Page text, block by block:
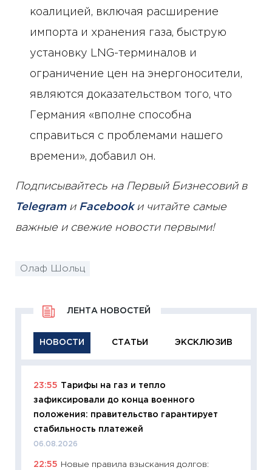
коалицией, включая расширение
импорта и хранения газа, быструю
установку LNG-терминалов и
ограничение цен на энергоносители,
являются доказательством того, что
Германия «вполне способна
справиться с проблемами нашего
времени», добавил он.
Подписывайтесь на Первый Бизнесовий в
Telegramи Facebookи читайте самые
важные и свежие новости первыми!
Олаф Шольц
НОВОСТИ СТАТЬИ ЭКСКЛЮЗИВ
ЛЕНТА НОВОСТЕЙ
23:55 Тарифы на газ и тепло
зафиксировали до конца военного
положения: правительство гарантирует
стабильность платежей
06.08.2026
22:55 Новые правила взыскания долгов: